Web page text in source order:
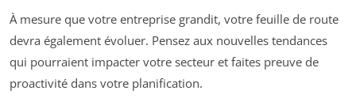
À mesure que votre entreprise grandit, votre feuille de route
devra également évoluer. Pensez aux nouvelles tendances
qui pourraient impacter votre secteur et faites preuve de
proactivité dans votre planification.